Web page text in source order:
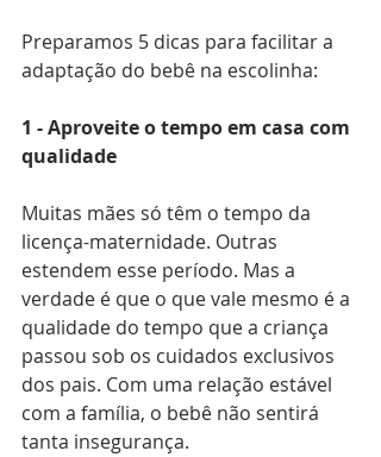
Preparamos 5 dicas para facilitar a
adaptação do bebê na escolinha:
1 - Aproveite o tempo em casa com
qualidade
Muitas mães só têm o tempo da
licença-maternidade. Outras
estendem esse período. Mas a
verdade é que o que vale mesmo é a
qualidade do tempo que a criança
passou sob os cuidados exclusivos
dos pais. Com uma relação estável
com a família, o bebê não sentirá
tanta insegurança.